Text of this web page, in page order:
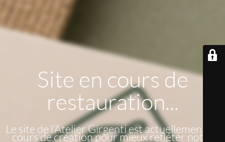
Site en cours de
restauration...
Le site de l’Atelier Girgenti est actuellement en
cours de création pour mieux refléter notre